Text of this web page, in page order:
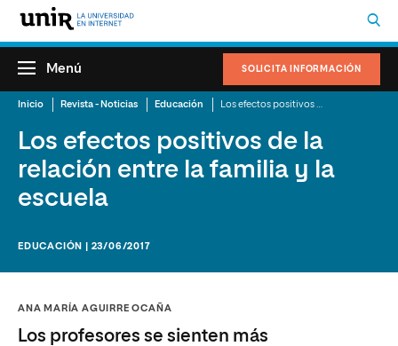
SOLICITA INFORMACIÓN
Menú
Inicio Revista - Noticias Educación
Los efectos positivos de la
relación entre la familia y la
escuela
EDUCACIÓN | 23/06/2017
ANA MARÍA AGUIRRE OCAÑA
Los profesores se sienten más